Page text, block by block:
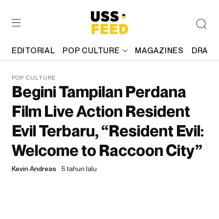
EDITORIAL POP CULTURE MAGAZINES
POP CULTURE
Begini Tampilan Perdana
Film Live Action Resident
Evil Terbaru, “Resident Evil:
Welcome to Raccoon City”
Kevin Andreas 5 tahun lalu